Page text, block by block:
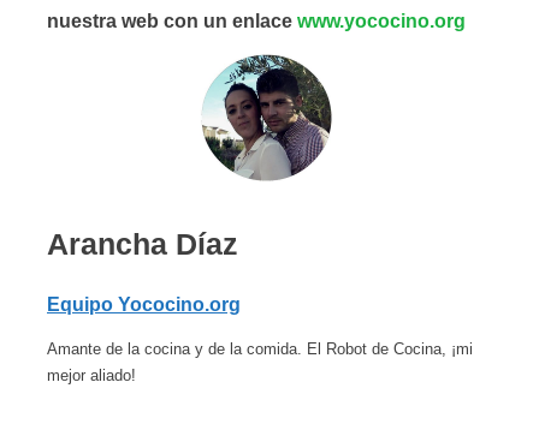
nuestra web con un enlace www.yococino.org
Arancha Díaz
Equipo Yococino.org
Amante de la cocina y de la comida. El Robot de Cocina, ¡mi
mejor aliado!